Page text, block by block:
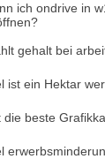
ich ondrive in
gehalt bei
ist ein Hektar
die beste